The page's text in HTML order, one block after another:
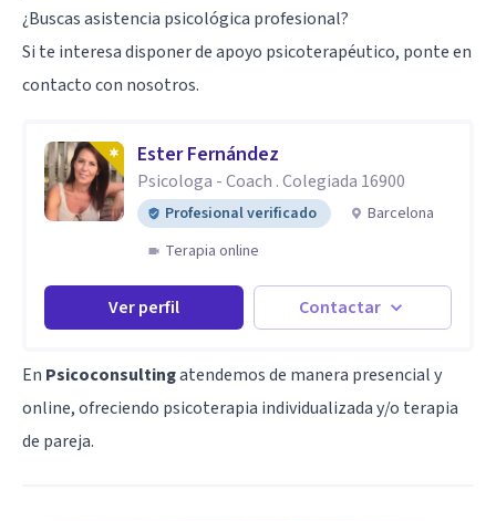
¿Buscas asistencia psicológica profesional?
Si te interesa disponer de apoyo psicoterapéutico, ponte en
contacto con nosotros.
Ester Fernández
Psicologa - Coach . Colegiada 16900
Profesional verificado
Barcelona
Terapia online
Ver perfil Contactar
En Psicoconsultingatendemos de manera presencial y
online, ofreciendo psicoterapia individualizada y/o terapia
de pareja.